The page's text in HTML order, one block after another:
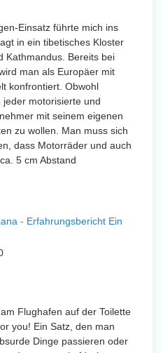
Einsatz führte mich ins
in ein tibetisches Kloster
Kathmandus. Bereits bei
man als Europäer mit
konfrontiert. Obwohl
motorisierte und
mit seinem eigenen
zu wollen. Man muss sich
dass Motorräder und auch
5 cm Abstand
- Erfahrungsbericht Ein
Flughafen auf der Toilette
you! Ein Satz, den man
Dinge passieren oder